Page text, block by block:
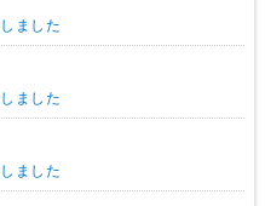
ました
ました
ました